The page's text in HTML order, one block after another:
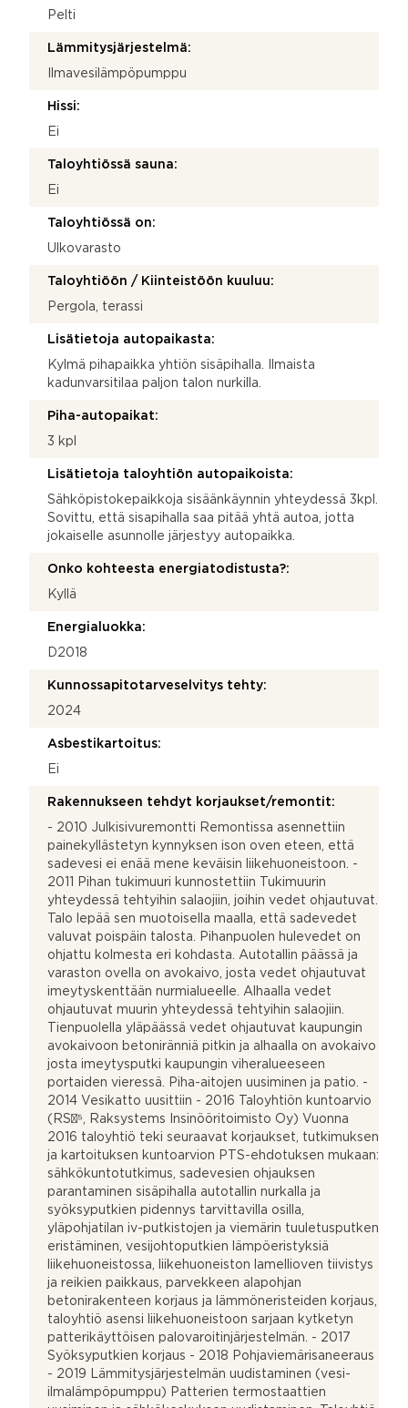
Pelti
Lämmitysjärjestelmä:
Ilmavesilämpöpumppu
Hissi:
Ei
Taloyhtiössä sauna:
Ei
Taloyhtiössä on:
Ulkovarasto
Taloyhtiöön / Kiinteistöön kuuluu:
Pergola, terassi
Lisätietoja autopaikasta:
Kylmä pihapaikka yhtiön sisäpihalla. Ilmaista
kadunvarsitilaa paljon talon nurkilla.
Piha-autopaikat:
3 kpl
Lisätietoja taloyhtiön autopaikoista:
Sähköpistokepaikkoja sisäänkäynnin yhteydessä 3kpl.
Sovittu, että sisapihalla saa pitää yhtä autoa, jotta
jokaiselle asunnolle järjestyy autopaikka.
Onko kohteesta energiatodistusta?:
Kyllä
Energialuokka:
D2018
Kunnossapitotarveselvitys tehty:
2024
Asbestikartoitus:
Ei
Rakennukseen tehdyt korjaukset/remontit:
- 2010 Julkisivuremontti Remontissa asennettiin
painekyllästetyn kynnyksen ison oven eteen, että
sadevesi ei enää mene keväisin liikehuoneistoon. -
2011 Pihan tukimuuri kunnostettiin Tukimuurin
yhteydessä tehtyihin salaojiin, joihin vedet ohjautuvat.
Talo lepää sen muotoisella maalla, että sadevedet
valuvat poispäin talosta. Pihanpuolen hulevedet on
ohjattu kolmesta eri kohdasta. Autotallin päässä ja
varaston ovella on avokaivo, josta vedet ohjautuvat
imeytyskenttään nurmialueelle. Alhaalla vedet
ohjautuvat muurin yhteydessä tehtyihin salaojiin.
Tienpuolella yläpäässä vedet ohjautuvat kaupungin
avokaivoon betoniränniä pitkin ja alhaalla on avokaivo
josta imeytysputki kaupungin viheralueeseen
portaiden vieressä. Piha-aitojen uusiminen ja patio. -
2014 Vesikatto uusittiin - 2016 Taloyhtiön kuntoarvio
(RS¹⁵, Raksystems Insinööritoimisto Oy) Vuonna
2016 taloyhtiö teki seuraavat korjaukset, tutkimuksen
ja kartoituksen kuntoarvion PTS-ehdotuksen mukaan:
sähkökuntotutkimus, sadevesien ohjauksen
parantaminen sisäpihalla autotallin nurkalla ja
syöksyputkien pidennys tarvittavilla osilla,
yläpohjatilan iv-putkistojen ja viemärin tuuletusputken
eristäminen, vesijohtoputkien lämpöeristyksiä
liikehuoneistossa, liikehuoneiston lamellioven tiivistys
ja reikien paikkaus, parvekkeen alapohjan
betonirakenteen korjaus ja lämmöneristeiden korjaus,
taloyhtiö asensi liikehuoneistoon sarjaan kytketyn
patterikäyttöisen palovaroitinjärjestelmän. - 2017
Syöksyputkien korjaus - 2018 Pohjaviemärisaneeraus
- 2019 Lämmitysjärjestelmän uudistaminen (vesi-
ilmalämpöpumppu) Patterien termostaattien